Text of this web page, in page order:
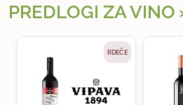
PREDLOGI ZA VINO
RDEČE